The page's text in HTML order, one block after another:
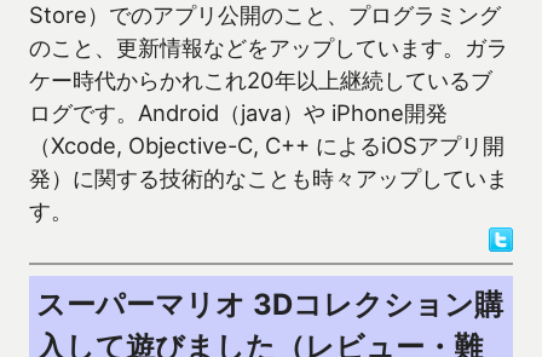
Store）でのアプリ公開のこと、プログラミング
のこと、更新情報などをアップしています。ガラ
ケー時代からかれこれ20年以上継続しているブ
ログです。Android（java）や iPhone開発
（Xcode, Objective-C, C++ によるiOSアプリ開
発）に関する技術的なことも時々アップしていま
す。
スーパーマリオ 3Dコレクション購
入して遊びました（レビュー・難